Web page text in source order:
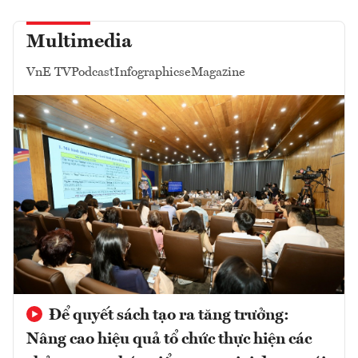
Multimedia
VnE TVPodcastInfographicseMagazine
Để quyết sách tạo ra tăng trưởng:
Nâng cao hiệu quả tổ chức thực hiện các